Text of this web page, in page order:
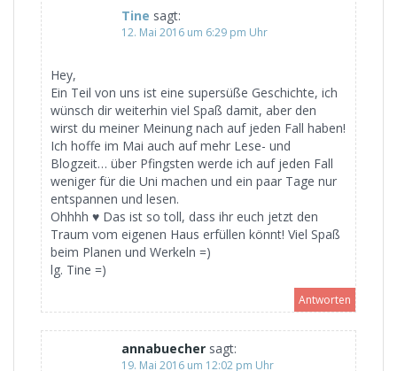
Tine sagt:
12. Mai 2016 um 6:29 pm Uhr
Hey,
Ein Teil von uns ist eine supersüße Geschichte, ich
wünsch dir weiterhin viel Spaß damit, aber den
wirst du meiner Meinung nach auf jeden Fall haben!
Ich hoffe im Mai auch auf mehr Lese- und
Blogzeit… über Pfingsten werde ich auf jeden Fall
weniger für die Uni machen und ein paar Tage nur
entspannen und lesen.
Ohhhh ♥ Das ist so toll, dass ihr euch jetzt den
Traum vom eigenen Haus erfüllen könnt! Viel Spaß
beim Planen und Werkeln =)
lg. Tine =)
Antworten
annabuecher sagt:
19. Mai 2016 um 12:02 pm Uhr